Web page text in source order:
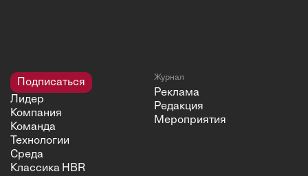
Подписаться
Лидер
Компания
Команда
Технологии
Среда
Классика HBR
Журнал
Реклама
Редакция
Мероприятия